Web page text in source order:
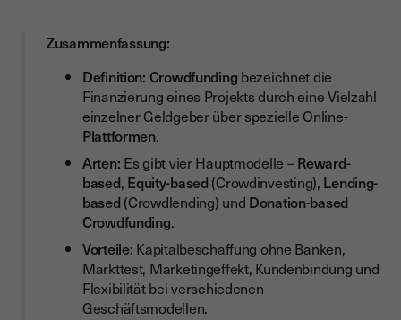
Zusammenfassung:
Definition: Crowdfunding bezeichnet die
Finanzierung eines Projekts durch eine Vielzahl
einzelner Geldgeber über spezielle Online-
Plattformen.
Arten: Es gibt vier Hauptmodelle –Reward-
based, Equity-based (Crowdinvesting), Lending-
based (Crowdlending) und Donation-based
Crowdfunding.
Vorteile: Kapitalbeschaffung ohne Banken,
Markttest, Marketingeffekt, Kundenbindung und
Flexibilität bei verschiedenen
Geschäftsmodellen.